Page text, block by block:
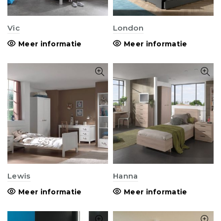
Vic
Meer informatie
London
Meer informatie
Lewis
Meer informatie
Hanna
Meer informatie